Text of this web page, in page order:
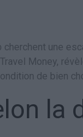
cherchent une
Money,
de bien
la